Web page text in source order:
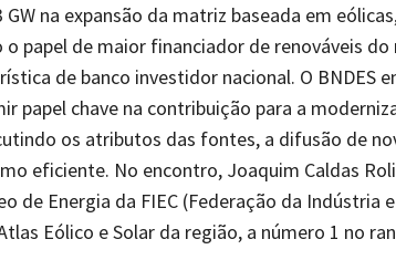
na expansão da matriz baseada em
papel de maior financiador de renováveis do
de banco investidor nacional. O BNDES
papel chave na contribuição para a
os atributos das fontes, a difusão de
eficiente. No encontro, Joaquim Caldas
de Energia da FIEC (Federação da Indústria
Eólico e Solar da região, a número 1 no